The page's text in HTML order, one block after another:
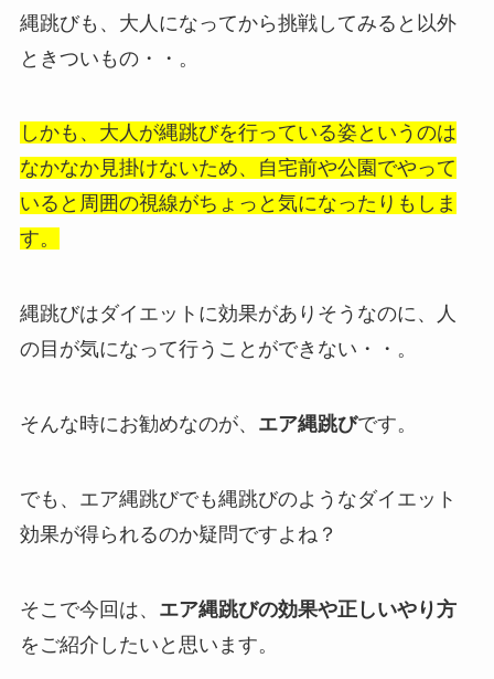
縄跳びも、大人になってから挑戦してみると以外
ときついもの・・。
しかも、大人が縄跳びを行っている姿というのは
なかなか見掛けないため、自宅前や公園でやって
いると周囲の視線がちょっと気になったりもしま
す。
縄跳びはダイエットに効果がありそうなのに、人
の目が気になって行うことができない・・。
そんな時にお勧めなのが、 エア縄跳びです。
でも、エア縄跳びでも縄跳びのようなダイエット
効果が得られるのか疑問ですよね？
そこで今回は、 エア縄跳びの効果や正しいやり方
をご紹介したいと思います。